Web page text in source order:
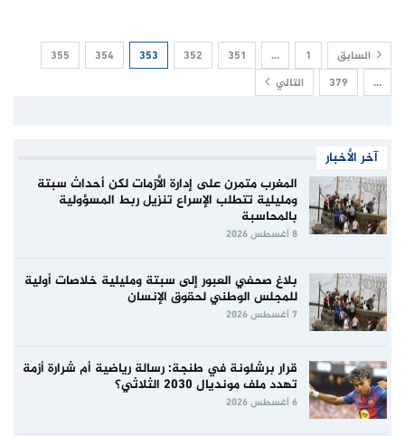
السابق 1
…
351
352
353
354
355
…
379 التالي
آخر الأخبار
المغرب متمرن على إدارة الأزمات لكن أحداث سبتة
ومليلية تتطلب الإسراع تنزيل ربط المسؤولية
بالمحاسبة
8 أغسطس 2026
بلاغ صحفي العبور إلى سبتة ومليلية خلاصات أولية
للمجلس الوطني لحقوق الإنسان
7 أغسطس 2026
قرار برشلونة في طنجة: رسالة رياضية أم شرارة أزمة
تهدد ملف مونديال 2030 الثلاثي؟
6 أغسطس 2026